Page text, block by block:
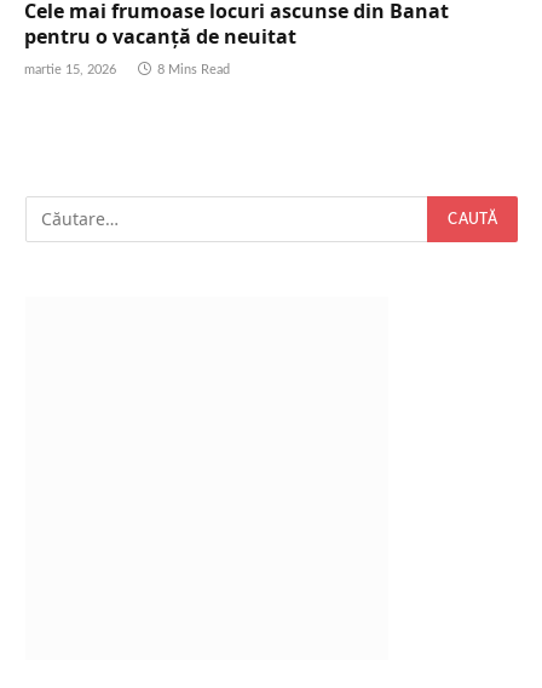
Cele mai frumoase locuri ascunse din Banat
pentru o vacanță de neuitat
martie 15, 2026 8 Mins Read